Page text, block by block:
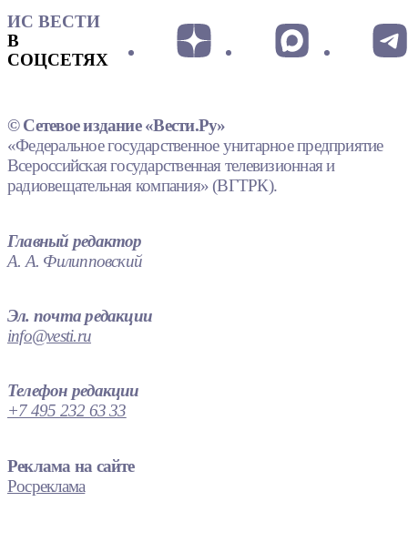
ИС ВЕСТИ
В
СОЦСЕТЯХ
© Сетевое издание «Вести.Ру»
«Федеральное государственное унитарное предприятие
Всероссийская государственная телевизионная и
радиовещательная компания» (ВГТРК).
Главный редактор
А. А. Филипповский
Эл. почта редакции
info@vesti.ru
Телефон редакции
+7 495 232 63 33
Реклама на сайте
Росреклама